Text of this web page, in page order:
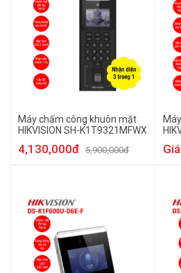
Máy chấm công khuôn mặt
HIKVISION SH-K1T9321MFWX
4,130,000đ 5,900,000đ